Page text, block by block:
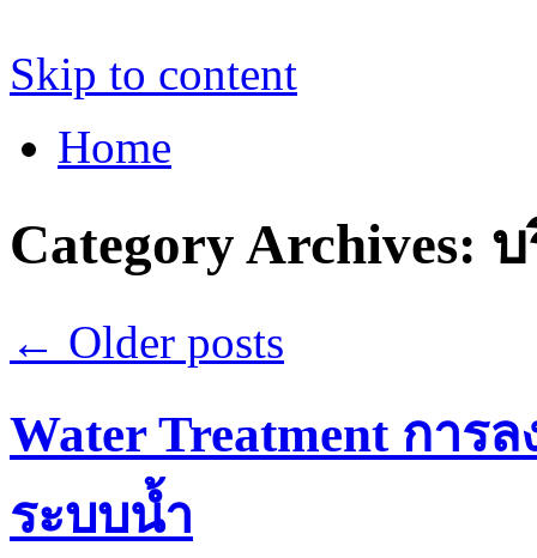
Skip to content
Home
Category Archives: บ
← Older posts
Water Treatment การ
ระบบน้ำ